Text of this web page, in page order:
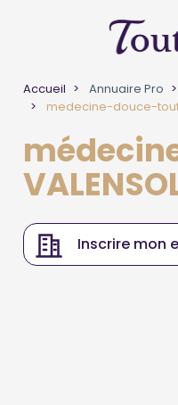
Accueil Annuaire Pro
medecine-douce-
Inscrire mon